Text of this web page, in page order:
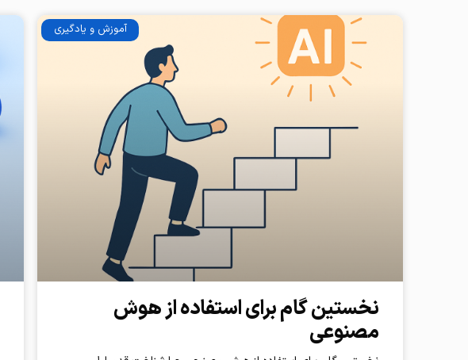
آموزش و یادگیری
نخستین گام برای استفاده از هوش
مصنوعی